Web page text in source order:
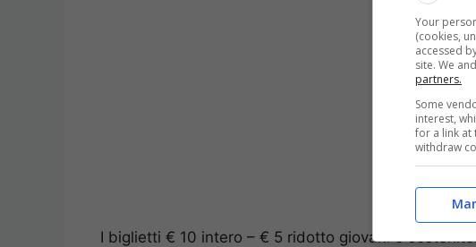
I biglietti € 10 intero – € 5 ridotto giovani e
Your
(cookies,
accessed
site. We
partners.
Some
interest,
for a link at
withdraw